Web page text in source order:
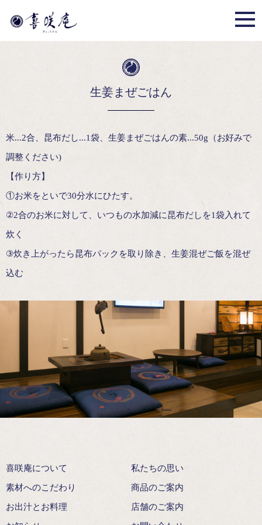
生姜まぜごはん
米...2合、昆布だし...1袋、生姜まぜごはんの素...50g（お好みで
調整ください)
【作り方】
①お米をといで30分水にひたす。
②2合のお米に対して、いつもの水加減に昆布だしを1袋入れて
炊く
③炊き上がったら昆布パックを取り除き、生姜混ぜご飯を混ぜ
込む
喜咲庵について 私たちの思い
素材へのこだわり 商品のご案内
お出汁とお料理 店舗のご案内